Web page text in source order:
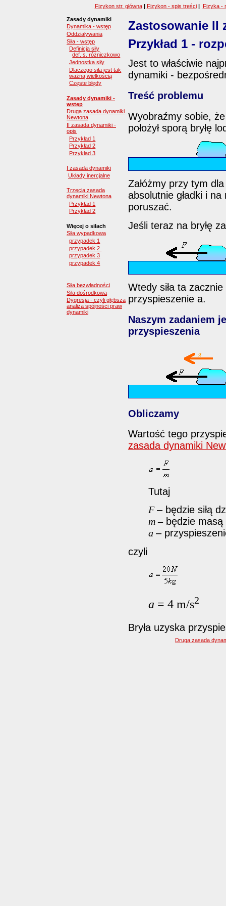
Fizykon str. główna| Fizykon - spis treści | Fizyka -
Zasady dynamiki
Dynamika - wstęp
Oddziaływania
Siła - wstęp
Definicja siły
def. s. różniczkowo
Jednostka siły
Dlaczego siła jest tak
ważną wielkością
Częste błędy
Zasady dynamiki -
wstęp
Druga zasada dynamiki
Newtona
II zasada dynamiki -
opis
Przykład 1
Przykład 2
Przykład 3
I zasada dynamiki
Układy inercjalne
Trzecia zasada
dynamiki Newtona
Przykład 1
Przykład 2
Więcej o siłach
Siła wypadkowa
przypadek 1
przypadek 2
przypadek 3
przypadek 4
Siła bezwładności
Siła dośrodkowa
Dygresja - czyli głębsza
analiza spójności praw
dynamiki
Zastosowanie II
Przykład 1 -
Jest to właściwie
dynamiki -
Treść problemu
Wyobraźmy sobie,
położył sporą bryłę
Załóżmy przy tym
absolutnie gładki i na
poruszać.
Jeśli teraz na bryłę
Wtedy siła ta
przyspieszenie a.
Naszym zadaniem
przyspieszenia
Obliczamy
Wartość tego
zasada dynamiki
Tutaj
F– będzie siłą
m –będzie masą
a –
czyli
a = 4 m/s2
Bryła uzyska
Druga zasada